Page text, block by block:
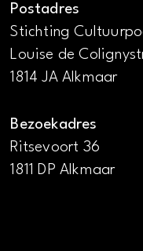
Postadres
Stichting
Louise de
1814 JA Alkmaar
Bezoekadres
Ritsevoort 36
1811 DP Alkmaar